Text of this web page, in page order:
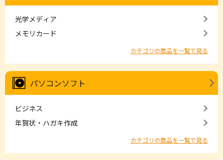
光学メディア
メモリカード
カテゴリの商品を一覧で見る
パソコンソフト
ビジネス
年賀状・ハガキ作成
カテゴリの商品を一覧で見る